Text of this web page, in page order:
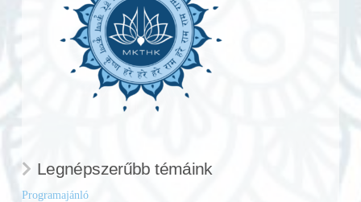
Legnépszerűbb témáink
Programajánló